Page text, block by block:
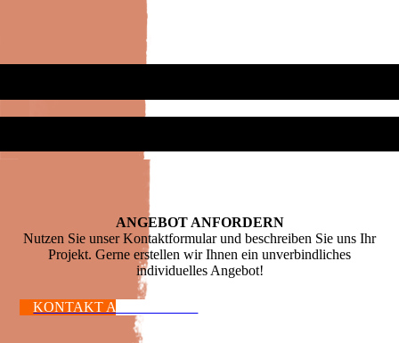
ANGEBOT ANFORDERN
Nutzen Sie unser Kontaktformular und beschreiben Sie uns Ihr
Projekt. Gerne erstellen wir Ihnen ein unverbindliches
individuelles Angebot!
KONTAKT AUFNEHMEN